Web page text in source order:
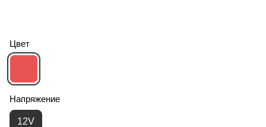
Цвет
Напряжение
12V